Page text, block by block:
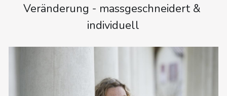
Veränderung - massgeschneidert &
individuell